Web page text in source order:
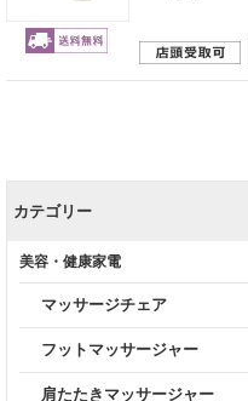
カテゴリー
美容・健康家電
マッサージチェア
フットマッサージャー
肩たたきマッサージャー